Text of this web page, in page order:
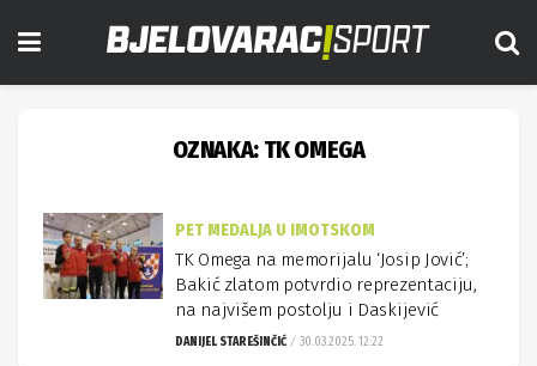
OZNAKA: TK OMEGA
PET MEDALJA U IMOTSKOM
TK Omega na memorijalu ‘Josip Jović’;
Bakić zlatom potvrdio reprezentaciju,
na najvišem postolju i Daskijević
DANIJEL STAREŠINČIĆ 30.03.2025. 12:22